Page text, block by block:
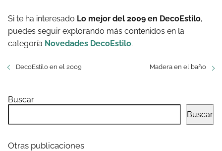
Si te ha interesado Lo mejor del 2009 en DecoEstilo,
puedes seguir explorando más contenidos en la
categoría Novedades DecoEstilo.
DecoEstilo en el 2009 Madera en el baño
Buscar
Buscar
Otras publicaciones